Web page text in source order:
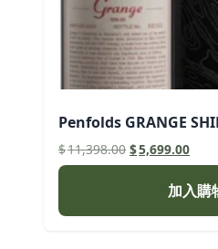
Penfolds GRANGE
$11,398.00 原
始
$11,398.00。
$5,699.00目
前
價
格：
加入購